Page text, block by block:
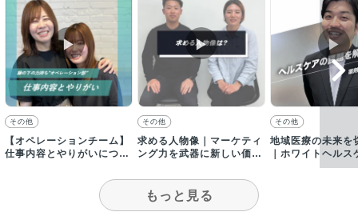
▶︎
その他
【オペレーションチーム】
仕事内容とやりがいについ
▶︎
その他
求める人物像｜マーケティ
ング力を武器に新しい価値
集！
▶︎
その他
地域医療の未来を
｜ホワイトヘルス
仕事のやりがい
もっと見る